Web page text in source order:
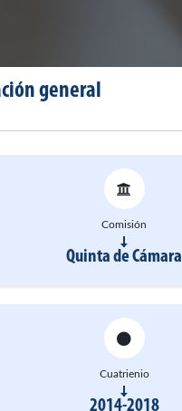
general
Comisión
Quinta de Cámara
Cuatrienio
2014-2018